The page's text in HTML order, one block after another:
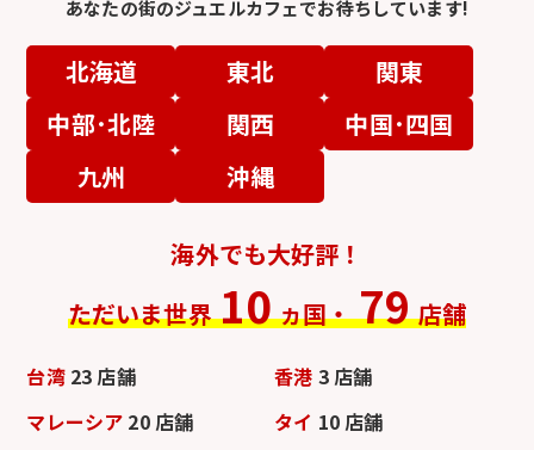
あなたの街のジュエルカフェでお待ちしています!
北海道 東北
関東
中部･北陸
関西
中国･四国
九州
沖縄
海外でも大好評！
ただいま世界 10 ヵ国・ 79 店舗
台湾 23 店舗 香港 3 店舗
マレーシア 20 店舗 タイ 10 店舗